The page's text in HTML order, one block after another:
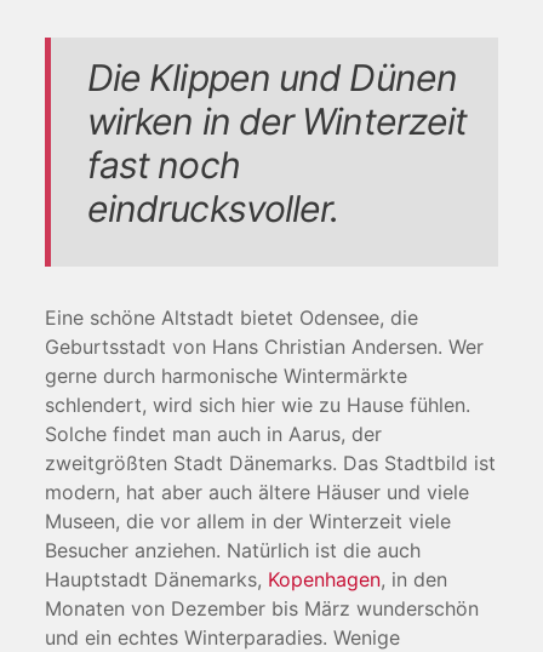
Die Klippen und Dünen
wirken in der Winterzeit
fast noch
eindrucksvoller.
Eine schöne Altstadt bietet Odensee, die
Geburtsstadt von Hans Christian Andersen. Wer
gerne durch harmonische Wintermärkte
schlendert, wird sich hier wie zu Hause fühlen.
Solche findet man auch in Aarus, der
zweitgrößten Stadt Dänemarks. Das Stadtbild ist
modern, hat aber auch ältere Häuser und viele
Museen, die vor allem in der Winterzeit viele
Besucher anziehen. Natürlich ist die auch
Hauptstadt Dänemarks, Kopenhagen, in den
Monaten von Dezember bis März wunderschön
und ein echtes Winterparadies. Wenige